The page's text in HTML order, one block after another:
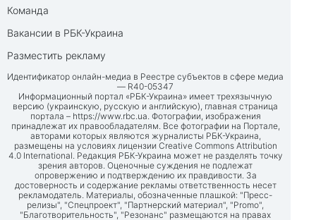
Команда
Вакансии в РБК-Украина
Разместить рекламу
Идентификатор онлайн-медиа в Реестре субъектов в сфере медиа
— R40-05347
Информационный портал «РБК-Украина» имеет трехязычную
версию (украинскую, русскую и английскую), главная страница
портала – https://www.rbc.ua. Фотографии, изображения
принадлежат их правообладателям. Все фотографии на Портале,
авторами которых являются журналисты РБК-Украина,
размещены на условиях лицензии Creative Commons Attribution
4.0 International. Редакция РБК-Украина может не разделять точку
зрения авторов. Оценочные суждения не подлежат
опровержению и подтверждению их правдивости. За
достоверность и содержание рекламы ответственность несет
рекламодатель. Материалы, обозначенные плашкой: "Пресс-
релизы", "Спецпроект", "Партнерский материал", "Promo",
"Благотворительность", "Резонанс" размещаются на правах